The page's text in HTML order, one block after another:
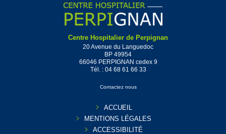
Centre Hospitalier de Perpignan
20 Avenue du Languedoc
BP 49954
66046 PERPIGNAN cedex 9
Tél. : 04 68 61 66 33
Contactez nous
ACCUEIL
MENTIONS LÉGALES
ACCESSIBILITÉ